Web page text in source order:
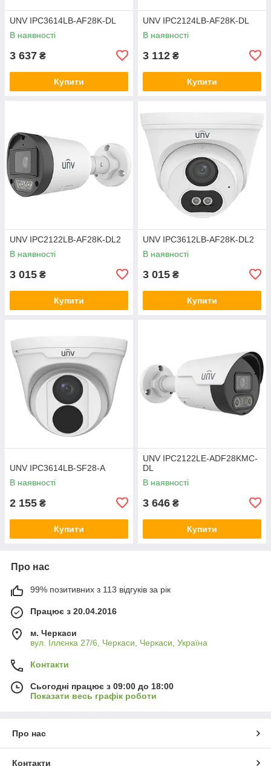
UNV IPC3614LB-AF28K-DL
В наявності
3 637 ₴
Купити
UNV IPC2124LB-AF28K-DL
В наявності
3 112 ₴
Купити
UNV IPC2122LB-AF28K-DL2
В наявності
3 015 ₴
Купити
UNV IPC3612LB-AF28K-DL2
В наявності
3 015 ₴
Купити
UNV IPC3614LB-SF28-A
В наявності
2 155 ₴
Купити
UNV IPC2122LE-ADF28KMC-
DL
В наявності
3 646 ₴
Купити
Про нас
99% позитивних з 113 відгуків за рік
Працює з 20.04.2016
м. Черкаси
вул. Іллєнка 27/6, Черкаси, Черкаси, Україна
Контакти
Сьогодні працює з 09:00 до 18:00
Показати весь графік роботи
Про нас
Контакти